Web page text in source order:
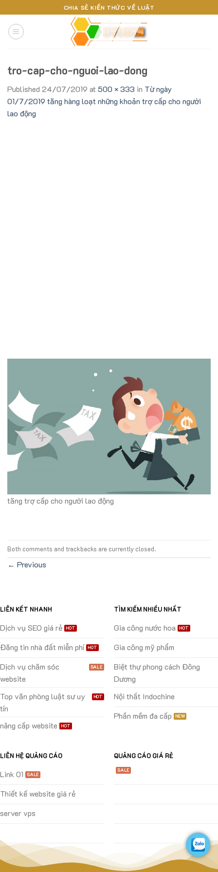
to
content
CHIA SẺ KIẾN THỨC VỀ LUẬT
tro-cap-cho-nguoi-lao-dong
Published 24/07/2019 at 500 × 333 in Từ ngày
01/7/2019 tăng hàng loạt những khoản trợ cấp cho người
lao động
tăng trợ cấp cho người lao động
Both comments and trackbacks are currently closed.
← Previous
LIÊN KẾT NHANH
Dịch vụ SEO giá rẻ
Đăng tin nhà đất miễn phí
Dịch vụ chăm sóc
website
Top văn phòng luật sư uy
tín
nâng cấp website
TÌM KIẾM NHIỀU NHẤT
Gia công nước hoa
Gia công mỹ phẩm
Biệt thự phong cách Đông
Dương
Nội thất Indochine
Phần mềm đa cấp
LIÊN HỆ QUẢNG CÁO
Link 01
Thiết kế website giá rẻ
server vps
QUẢNG CÁO GIÁ RẺ